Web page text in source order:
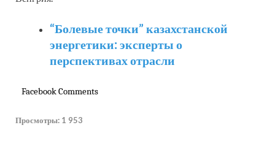
“Болевые точки” казахстанской
энергетики: эксперты о
перспективах отрасли
Facebook Comments
Просмотры: 1 953